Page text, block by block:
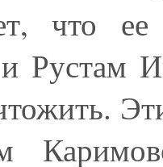
что ее
Рустам